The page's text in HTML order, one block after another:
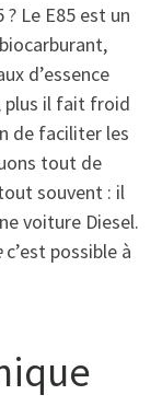
Le E85 est un
d’essence
plus il fait froid
de faciliter les
tout de
souvent : il
voiture Diesel.
c’est possible à